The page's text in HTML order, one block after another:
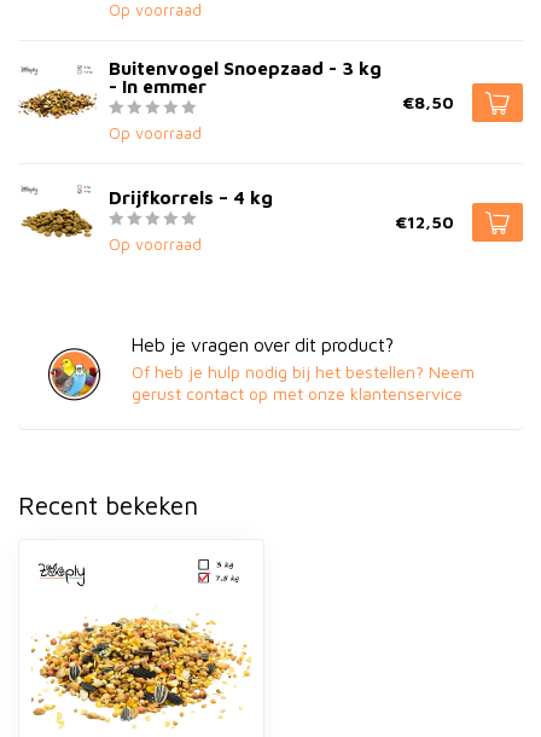
Op voorraad
Buitenvogel Snoepzaad - 3 kg
- In emmer
Op voorraad
€8,50
Drijfkorrels – 4 kg
Op voorraad
€12,50
Heb je vragen over dit product?
Of heb je hulp nodig bij het bestellen? Neem
gerust contact op met onze klantenservice
Recent bekeken